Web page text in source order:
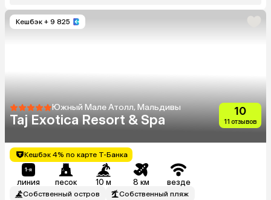
Кешбэк + 9 825
Южный Мале Атолл, Мальдивы
Taj Exotica Resort & Spa
10
11 отзывов
Кешбэк 4% по карте Т-Банка
линия песок 10 м 8 км везде
Собственный остров Собственный пляж